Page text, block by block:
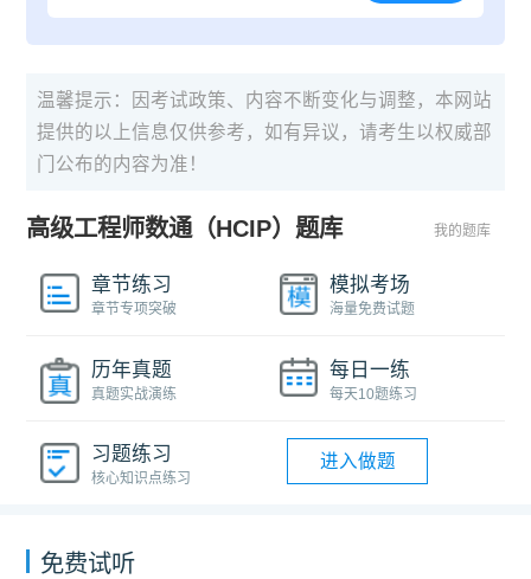
温馨提示：因考试政策、内容不断变化与调整，本网站
提供的以上信息仅供参考，如有异议，请考生以权威部
门公布的内容为准！
高级工程师数通（HCIP）题库 我的题库
章节练习
章节专项突破
模拟考场
海量免费试题
历年真题
真题实战演练
每日一练
每天10题练习
习题练习
核心知识点练习
进入做题
免费试听